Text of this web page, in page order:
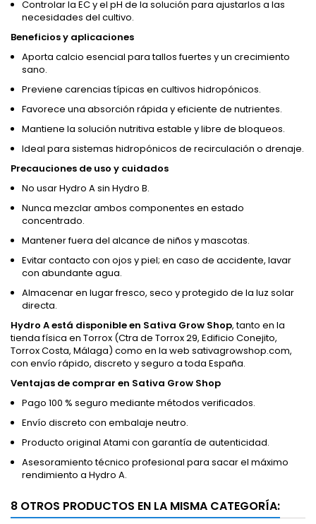
Controlar la EC y el pH de la solución para ajustarlos a las
necesidades del cultivo.
Beneficios y aplicaciones
Aporta calcio esencial para tallos fuertes y un crecimiento
sano.
Previene carencias típicas en cultivos hidropónicos.
Favorece una absorción rápida y eficiente de nutrientes.
Mantiene la solución nutritiva estable y libre de bloqueos.
Ideal para sistemas hidropónicos de recirculación o drenaje.
Precauciones de uso y cuidados
No usar Hydro A sin Hydro B.
Nunca mezclar ambos componentes en estado
concentrado.
Mantener fuera del alcance de niños y mascotas.
Evitar contacto con ojos y piel; en caso de accidente, lavar
con abundante agua.
Almacenar en lugar fresco, seco y protegido de la luz solar
directa.
Hydro A está disponible en Sativa Grow Shop, tanto en la
tienda física en Torrox (Ctra de Torrox 29, Edificio Conejito,
Torrox Costa, Málaga) como en la web sativagrowshop.com,
con envío rápido, discreto y seguro a toda España.
Ventajas de comprar en Sativa Grow Shop
Pago 100 % seguro mediante métodos verificados.
Envío discreto con embalaje neutro.
Producto original Atami con garantía de autenticidad.
Asesoramiento técnico profesional para sacar el máximo
rendimiento a Hydro A.
8 OTROS PRODUCTOS EN LA MISMA CATEGORÍA: